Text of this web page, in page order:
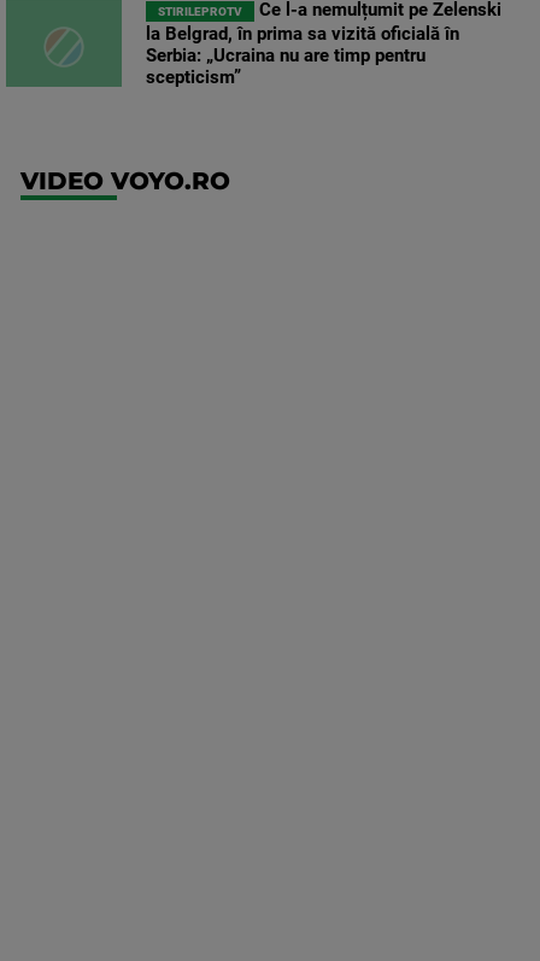
STIRILEPROTV
Ce l-a nemulțumit pe Zelenski
la Belgrad, în prima sa vizită oficială în
Serbia: „Ucraina nu are timp pentru
scepticism”
VIDEO VOYO.RO